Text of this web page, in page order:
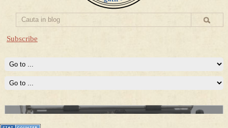
Subscribe